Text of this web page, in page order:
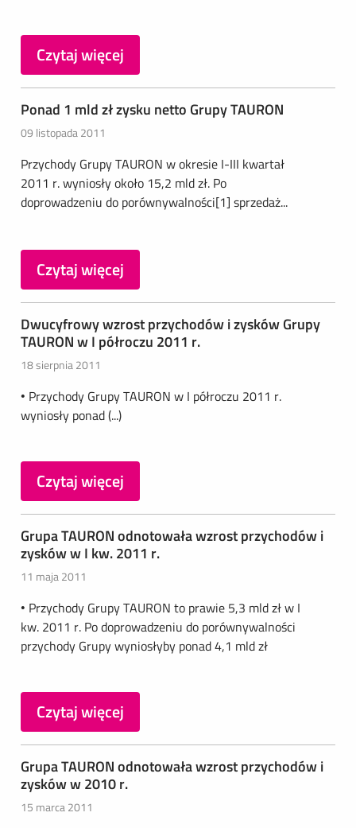
Czytaj więcej
Ponad 1 mld zł zysku netto Grupy TAURON
09 listopada 2011
Przychody Grupy TAURON w okresie I-III kwartał
2011 r. wyniosły około 15,2 mld zł. Po
doprowadzeniu do porównywalności[1] sprzedaż...
Czytaj więcej
Dwucyfrowy wzrost przychodów i zysków Grupy
TAURON w I półroczu 2011 r.
18 sierpnia 2011
• Przychody Grupy TAURON w I półroczu 2011 r.
wyniosły ponad (...)
Czytaj więcej
Grupa TAURON odnotowała wzrost przychodów i
zysków w I kw. 2011 r.
11 maja 2011
• Przychody Grupy TAURON to prawie 5,3 mld zł w I
kw. 2011 r. Po doprowadzeniu do porównywalności
przychody Grupy wyniosłyby ponad 4,1 mld zł
Czytaj więcej
Grupa TAURON odnotowała wzrost przychodów i
zysków w 2010 r.
15 marca 2011